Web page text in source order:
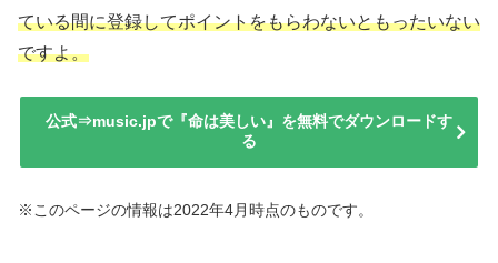
ている間に登録してポイントをもらわないともったいない
ですよ。
公式⇒music.jpで『命は美しい』を無料でダウンロードす
る
※このページの情報は2022年4月時点のものです。